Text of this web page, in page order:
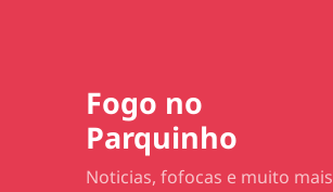
Fogo no
Parquinho
Noticias, fofocas e muito mais